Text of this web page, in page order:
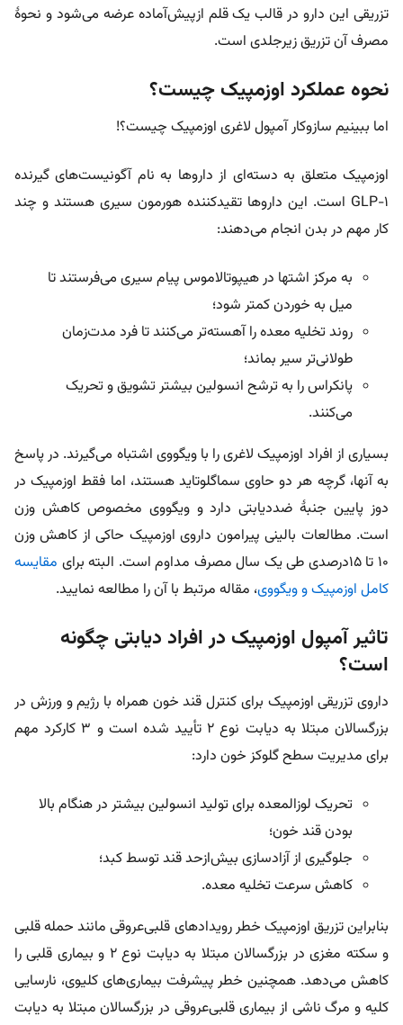
تزریقی این دارو در قالب یک قلم ازپیش‌آماده عرضه می‌شود و نحوۀ
مصرف آن تزریق زیرجلدی است.
نحوه عملکرد اوزمپیک چیست؟
اما ببینیم سازوکار آمپول لاغری اوزمپیک چیست؟!
اوزمپیک متعلق به دسته‌ای از داروها به نام آگونیست‌های گیرنده
GLP-۱ است. این داروها تقیدکننده هورمون سیری هستند و چند
کار مهم در بدن انجام می‌دهند:
به مرکز اشتها در هیپوتالاموس پیام سیری می‌فرستند تا
میل به خوردن کمتر شود؛
روند تخلیه معده را آهسته‌تر می‌کنند تا فرد مدت‌زمان
طولانی‌تر سیر بماند؛
پانکراس را به ترشح انسولین بیشتر تشویق و تحریک
می‌کنند.
بسیاری از افراد اوزمپیک لاغری را با ویگووی اشتباه می‌گیرند. در پاسخ
به آنها، گرچه هر دو حاوی سماگلوتاید هستند، اما فقط اوزمپیک در
دوز پایین جنبۀ ضددیابتی دارد و ویگووی مخصوص کاهش وزن
است. مطالعات بالینی پیرامون داروی اوزمپیک حاکی از کاهش وزن
۱۰ تا ۱۵درصدی طی یک سال مصرف مداوم است. البته برای
مقایسه
کامل اوزمپیک و ویگووی، مقاله مرتبط با آن را مطالعه نمایید.
تاثیر آمپول اوزمپیک در افراد دیابتی چگونه
است؟
داروی تزریقی اوزمپیک برای کنترل قند خون همراه با رژیم و ورزش در
بزرگسالان مبتلا به دیابت نوع ۲ تأیید شده است و ۳ کارکرد مهم
برای مدیریت سطح گلوکز خون دارد:
تحریک لوزالمعده برای تولید انسولین بیشتر در هنگام بالا
بودن قند خون؛
جلوگیری از آزادسازی بیش‌از‌حد قند توسط کبد؛
کاهش سرعت تخلیه معده.
بنابراین تزریق اوزمپیک خطر رویداد‌های قلبی‌عروقی مانند حمله قلبی
و سکته مغزی در بزرگسالان مبتلا به دیابت نوع ۲ و بیماری قلبی را
کاهش می‌دهد. همچنین خطر پیشرفت بیماری‌های کلیوی، نارسایی
کلیه و مرگ ناشی از بیماری قلبی‌عروقی در بزرگسالان مبتلا به دیابت